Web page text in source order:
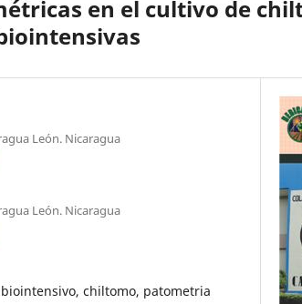
en el cultivo de
León. Nicaragua
León. Nicaragua
chiltomo, patometria